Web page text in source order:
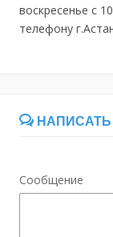
воскресенье с
телефону
Сообщение